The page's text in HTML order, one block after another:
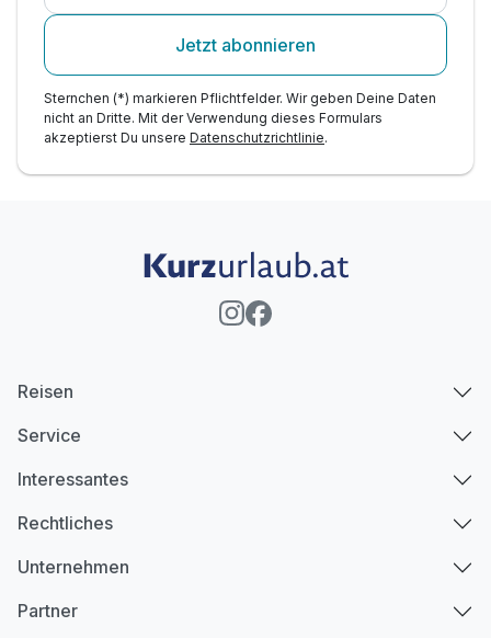
Jetzt abonnieren
Sternchen (*) markieren Pflichtfelder. Wir geben Deine Daten
nicht an Dritte. Mit der Verwendung dieses Formulars
akzeptierst Du unsere Datenschutzrichtlinie.
Reisen
Service
Interessantes
Rechtliches
Unternehmen
Partner